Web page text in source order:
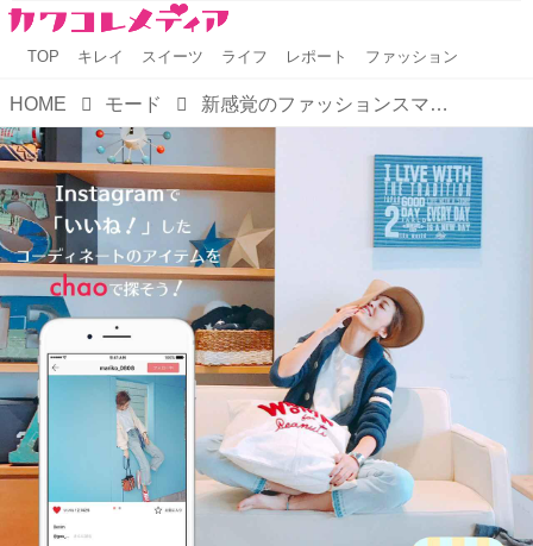
TOP キレイ スイーツ ライフ レポート ファッション
HOME モード 新感覚のファッションスマホアプリ『chao』が楽しすぎる！